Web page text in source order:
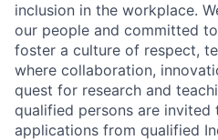
inclusion in the workplace.
our people and committed
foster a culture of respect,
where collaboration,
quest for research and
qualified persons are invited
applications from qualified